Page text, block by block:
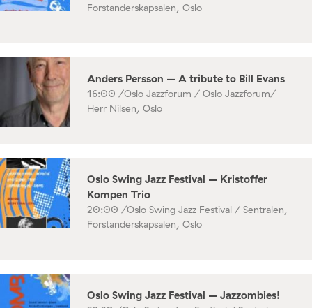
Forstanderskapsalen, Oslo
Anders Persson – A tribute to Bill Evans
16:00 /Oslo Jazzforum / Oslo Jazzforum/
Herr Nilsen, Oslo
Oslo Swing Jazz Festival – Kristoffer
Kompen Trio
20:00 /Oslo Swing Jazz Festival / Sentralen,
Forstanderskapsalen, Oslo
Oslo Swing Jazz Festival – Jazzombies!